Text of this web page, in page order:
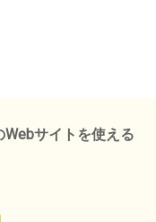
サイトを使える